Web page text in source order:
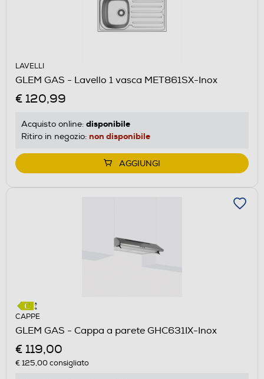
LAVELLI
GLEM GAS - Lavello 1 vasca MET861SX-Inox
€ 120,99
Acquisto online: disponibile
Ritiro in negozio: non disponibile
AGGIUNGI
CAPPE
GLEM GAS - Cappa a parete GHC631IX-Inox
€ 119,00
€ 125,00consigliato